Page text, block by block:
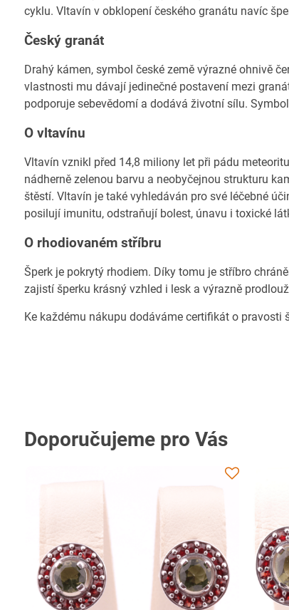
cyklu. Vltavín v obklopení českého granátu navíc
Český granát
Drahý kámen, symbol české země výrazné ohnivě
vlastnosti mu dávají jedinečné postavení mezi
podporuje sebevědomí a dodává životní sílu.
O vltavínu
Vltavín vznikl před 14,8 miliony let při pádu
nádherně zelenou barvu a neobyčejnou strukturu
štěstí. Vltavín je také vyhledáván pro své léčebné
posilují imunitu, odstraňují bolest, únavu i toxické
O rhodiovaném stříbru
Šperk je pokrytý rhodiem. Díky tomu je stříbro
zajistí šperku krásný vzhled i lesk a výrazně
Ke každému nákupu dodáváme certifikát o pravosti
Doporučujeme pro Vás